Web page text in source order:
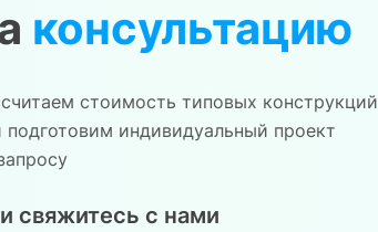
консультацию
стоимость типовых конструкций
подготовим индивидуальный проект
свяжитесь с нами